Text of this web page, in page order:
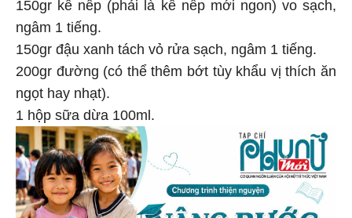
150gr kê nếp (phải là kê nếp mới ngon) vo sạch,
ngâm 1 tiếng.
150gr đậu xanh tách vỏ rửa sạch, ngâm 1 tiếng.
200gr đường (có thể thêm bớt tùy khẩu vị thích ăn
ngọt hay nhạt).
1 hộp sữa dừa 100ml.